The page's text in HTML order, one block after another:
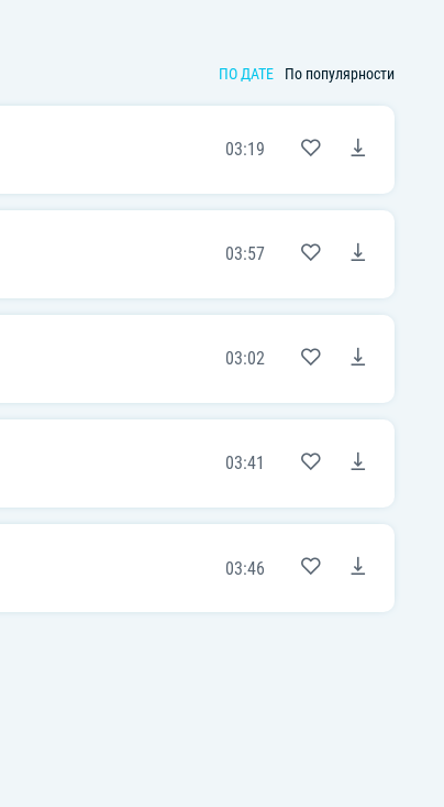
ПО ДАТЕ По популярности
03:19
03:57
03:02
03:41
03:46